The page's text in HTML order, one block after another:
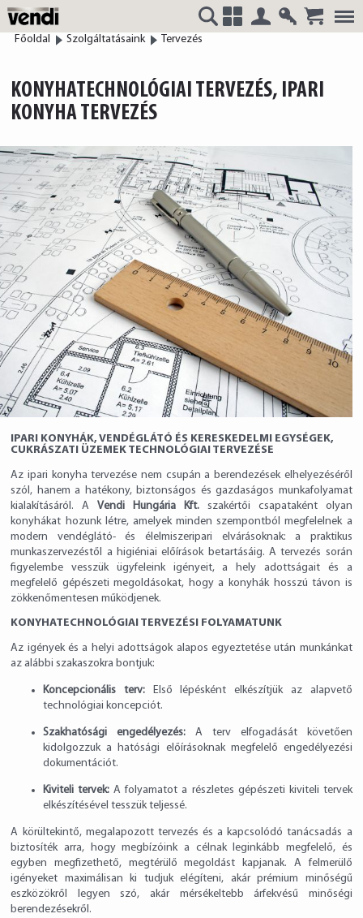
VENDI
Kft.
Főoldal Szolgáltatásaink Tervezés
KONYHATECHNOLÓGIAI TERVEZÉS, IPARI
KONYHA TERVEZÉS
IPARI KONYHÁK, VENDÉGLÁTÓ ÉS KERESKEDELMI EGYSÉGEK,
CUKRÁSZATI ÜZEMEK TECHNOLÓGIAI TERVEZÉSE
Az ipari konyha tervezése nem csupán a berendezések elhelyezéséről
szól, hanem a hatékony, biztonságos és gazdaságos munkafolyamat
kialakításáról. AVendi Hungária Kft.szakértői csapataként olyan
konyhákat hozunk létre, amelyek minden szempontból megfelelnek a
modern vendéglátó- és élelmiszeripari elvárásoknak: a praktikus
munkaszervezéstől a higiéniai előírások betartásáig. A tervezés során
figyelembe vesszük ügyfeleink igényeit, a hely adottságait és a
megfelelő gépészeti megoldásokat, hogy a konyhák hosszú távon is
zökkenőmentesen működjenek.
KONYHATECHNOLÓGIAI TERVEZÉSI FOLYAMATUNK
Az igények és a helyi adottságok alapos egyeztetése után munkánkat
az alábbi szakaszokra bontjuk:
Koncepcionális terv: Első lépésként elkészítjük az alapvető
technológiai koncepciót.
Szakhatósági engedélyezés: A terv elfogadását követően
kidolgozzuk a hatósági előírásoknak megfelelő engedélyezési
dokumentációt.
Kiviteli tervek: A folyamatot a részletes gépészeti kiviteli tervek
elkészítésével tesszük teljessé.
A körültekintő, megalapozott tervezés és a kapcsolódó tanácsadás a
biztosíték arra, hogy megbízóink a célnak leginkább megfelelő, és
egyben megfizethető, megtérülő megoldást kapjanak. A felmerülő
igényeket maximálisan ki tudjuk elégíteni, akár prémium minőségű
eszközökről legyen szó, akár mérsékeltebb árfekvésű minőségi
berendezésekről.